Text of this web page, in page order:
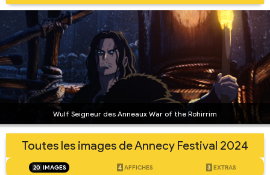
Wulf Seigneur des Anneaux War of the Rohirrim
Toutes les images de Annecy Festival 2024
20 IMAGES 4 AFFICHES 3 EXTRAS